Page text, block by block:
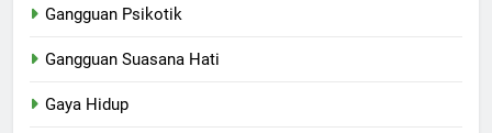
Gangguan Psikotik
Gangguan Suasana Hati
Gaya Hidup